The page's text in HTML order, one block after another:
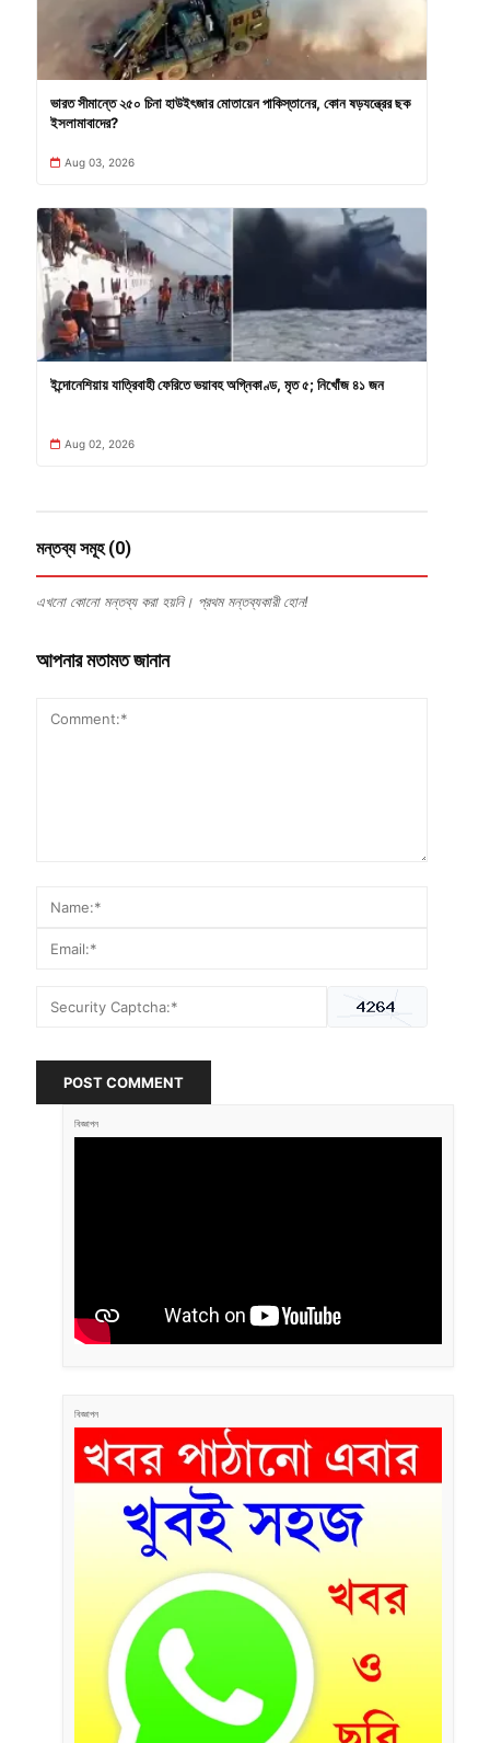
ভারত সীমান্তে ২৫০ চিনা হাউইৎজার মোতায়েন পাকিস্তানের, কোন ষড়যন্ত্রের ছক
ইসলামাবাদের?
Aug 03, 2026
ইন্দোনেশিয়ায় যাত্রিবাহী ফেরিতে ভয়াবহ অগ্নিকাণ্ড, মৃত ৫; নিখোঁজ ৪১ জন
Aug 02, 2026
মন্তব্য সমূহ (0)
এখনো কোনো মন্তব্য করা হয়নি। প্রথম মন্তব্যকারী হোন!
আপনার মতামত জানান
POST COMMENT
বিজ্ঞাপন
বিজ্ঞাপন